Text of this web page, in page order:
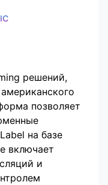
решений,
позволяет
на базе
включает
и